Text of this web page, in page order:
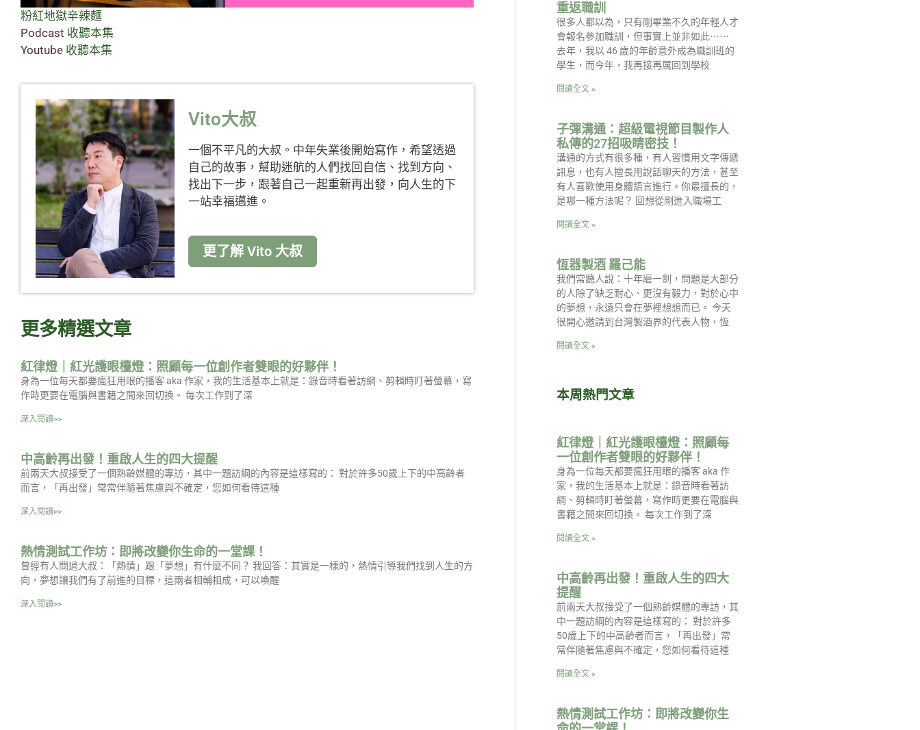
粉紅地獄辛辣麵
Podcast 收聽本集
Youtube 收聽本集
Vito大叔
一個不平凡的大叔。中年失業後開始寫作，希望透過
自己的故事，幫助迷航的人們找回自信、找到方向、
找出下一步，跟著自己一起重新再出發，向人生的下
一站幸福邁進。
更了解 Vito 大叔
更多精選文章
紅律燈｜紅光護眼檯燈：照顧每一位創作者雙眼的好夥伴！
身為一位每天都要瘋狂用眼的播客 aka 作家，我的生活基本上就是：錄音時看著訪綱、剪輯時盯著螢幕，寫
作時更要在電腦與書籍之間來回切換。 每次工作到了深
深入閱讀>>
中高齡再出發！重啟人生的四大提醒
前兩天大叔接受了一個熟齡媒體的專訪，其中一題訪綱的內容是這樣寫的： 對於許多50歲上下的中高齡者
而言，「再出發」常常伴隨著焦慮與不確定，您如何看待這種
深入閱讀>>
熱情測試工作坊：即將改變你生命的一堂課！
曾經有人問過大叔：「熱情」跟「夢想」有什麼不同？ 我回答：其實是一樣的，熱情引導我們找到人生的方
向，夢想讓我們有了前進的目標，這兩者相輔相成，可以喚醒
深入閱讀>>
重返職訓
很多人都以為，只有剛畢業不久的年輕人才
會報名參加職訓，但事實上並非如此⋯⋯
去年，我以 46 歲的年齡意外成為職訓班的
學生，而今年，我再接再厲回到學校
閱讀全文 »
子彈溝通：超級電視節目製作人
私傳的27招吸睛密技！
溝通的方式有很多種，有人習慣用文字傳遞
訊息，也有人擅長用說話聊天的方法，甚至
有人喜歡使用身體語言進行。你最擅長的，
是哪一種方法呢？ 回想從剛進入職場工
閱讀全文 »
恆器製酒 羅己能
我們常聽人說：十年磨一劍，問題是大部分
的人除了缺乏耐心、更沒有毅力，對於心中
的夢想，永遠只會在夢裡想想而已。 今天
很開心邀請到台灣製酒界的代表人物，恆
閱讀全文 »
本周熱門文章
紅律燈｜紅光護眼檯燈：照顧每
一位創作者雙眼的好夥伴！
身為一位每天都要瘋狂用眼的播客 aka 作
家，我的生活基本上就是：錄音時看著訪
綱、剪輯時盯著螢幕，寫作時更要在電腦與
書籍之間來回切換。 每次工作到了深
閱讀全文 »
中高齡再出發！重啟人生的四大
提醒
前兩天大叔接受了一個熟齡媒體的專訪，其
中一題訪綱的內容是這樣寫的： 對於許多
50歲上下的中高齡者而言，「再出發」常
常伴隨著焦慮與不確定，您如何看待這種
閱讀全文 »
熱情測試工作坊：即將改變你生